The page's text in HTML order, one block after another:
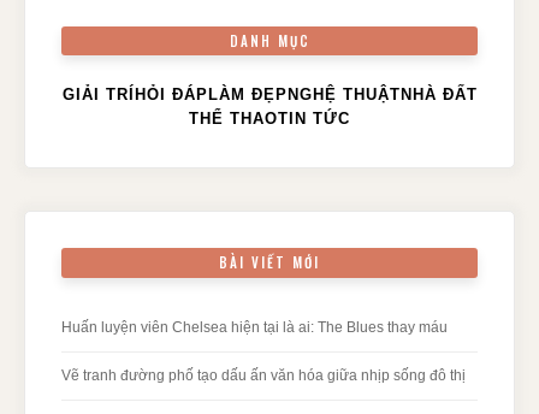
DANH MỤC
GIẢI TRÍ HỎI ĐÁP LÀM ĐẸP NGHỆ THUẬT NHÀ ĐẤT
THỂ THAOTIN TỨC
BÀI VIẾT MỚI
Huấn luyện viên Chelsea hiện tại là ai: The Blues thay máu
Vẽ tranh đường phố tạo dấu ấn văn hóa giữa nhịp sống đô thị